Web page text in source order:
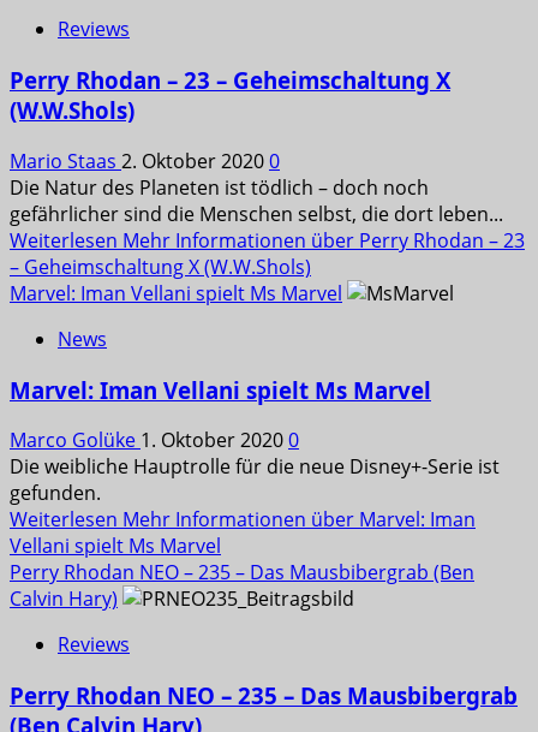
Reviews
Perry Rhodan – 23 – Geheimschaltung X
(W.W.Shols)
Mario Staas 2. Oktober 20200
Die Natur des Planeten ist tödlich – doch noch
gefährlicher sind die Menschen selbst, die dort leben...
Weiterlesen Mehr Informationen über Perry Rhodan – 23
– Geheimschaltung X (W.W.Shols)
Marvel: Iman Vellani spielt Ms Marvel
News
Marvel: Iman Vellani spielt Ms Marvel
Marco Golüke 1. Oktober 20200
Die weibliche Hauptrolle für die neue Disney+-Serie ist
gefunden.
Weiterlesen Mehr Informationen über Marvel: Iman
Vellani spielt Ms Marvel
Perry Rhodan NEO – 235 – Das Mausbibergrab (Ben
Calvin Hary)
Reviews
Perry Rhodan NEO – 235 – Das Mausbibergrab
(Ben Calvin Hary)